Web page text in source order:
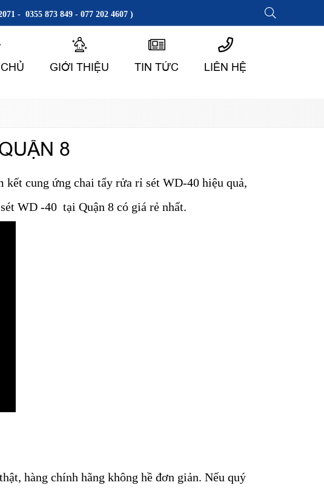
- 0355 873 849 - 077 202 4607 )
GIỚI THIỆU TIN TỨC LIÊN HỆ
8
kết cung ứng chai tẩy rửa rỉ sét WD-40 hiệu quả,
WD -40 tại Quận 8 có giá rẻ nhất.
hàng chính hãng không hề đơn giản. Nếu quý